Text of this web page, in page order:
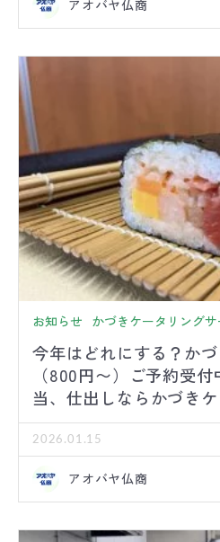
アオバヤ仏商
お知らせ かづきケータリングサ
今年はどれにする？か
（800円〜）ご予約受
当、仕出しならかづきケ
2026.01.15
アオバヤ仏商